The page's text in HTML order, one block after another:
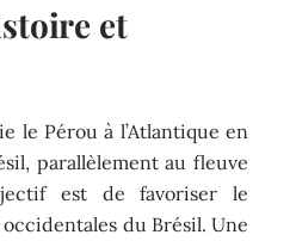
et
le Pérou à l’Atlantique en
parallèlement au fleuve
est de favoriser le
du Brésil. Une